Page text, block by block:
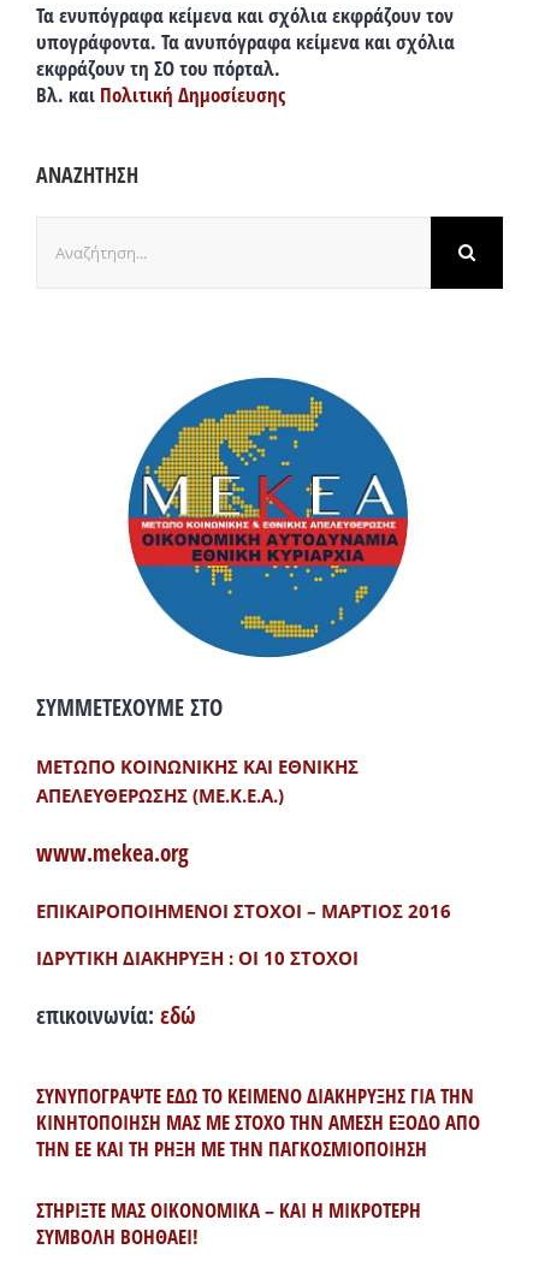
Τα ενυπόγραφα κείμενα και σχόλια εκφράζουν τον
υπογράφοντα. Τα ανυπόγραφα κείμενα και σχόλια
εκφράζουν τη ΣΟ του πόρταλ.
Βλ. και Πολιτική Δημοσίευσης
ΑΝΑΖΗΤΗΣΗ
για:
ΣΥΜΜΕΤΕΧΟΥΜΕ ΣΤΟ
ΜΕΤΩΠΟ ΚΟΙΝΩΝΙΚΗΣ ΚΑΙ ΕΘΝΙΚΗΣ
ΑΠΕΛΕΥΘΕΡΩΣΗΣ (ΜΕ.Κ.Ε.Α.)
www.mekea.org
ΕΠΙΚΑΙΡΟΠΟΙΗΜΕΝΟΙ ΣΤΟΧΟΙ – ΜΑΡΤΙΟΣ 2016
ΙΔΡΥΤΙΚΗ ΔΙΑΚΗΡΥΞΗ : ΟΙ 10 ΣΤΟΧΟΙ
επικοινωνία: εδώ
ΣΥΝΥΠΟΓΡΑΨΤΕ ΕΔΩ ΤΟ ΚΕΙΜΕΝΟ ΔΙΑΚΗΡΥΞΗΣ ΓΙΑ ΤΗΝ
ΚΙΝΗΤΟΠΟΙΗΣΗ ΜΑΣ ΜΕ ΣΤΟΧΟ ΤΗΝ ΑΜΕΣΗ ΕΞΟΔΟ ΑΠΟ
ΤΗΝ ΕΕ ΚΑΙ ΤΗ ΡΗΞΗ ΜΕ ΤΗΝ ΠΑΓΚΟΣΜΙΟΠΟΙΗΣΗ
ΣΤΗΡΙΞΤΕ ΜΑΣ ΟΙΚΟΝΟΜΙΚΑ – ΚΑΙ Η ΜΙΚΡΟΤΕΡΗ
ΣΥΜΒΟΛΗ ΒΟΗΘΑΕΙ!